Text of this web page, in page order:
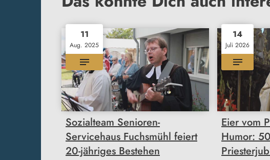
11
Aug. 2025
Sozialteam Senioren-
Servicehaus Fuchsmühl feiert
20-jähriges Bestehen
14
Juli 2026
Eier vom
Humor: